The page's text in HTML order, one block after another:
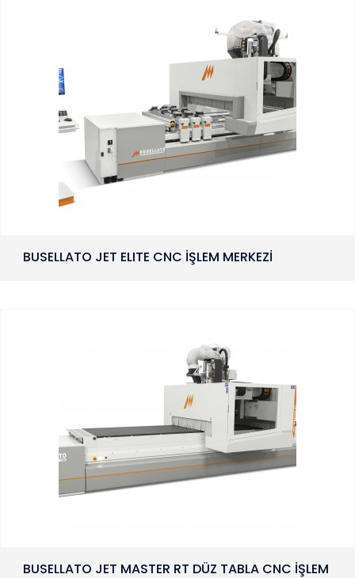
BUSELLATO JET ELITE CNC İŞLEM MERKEZİ
BUSELLATO JET MASTER RT DÜZ TABLA CNC İŞLEM